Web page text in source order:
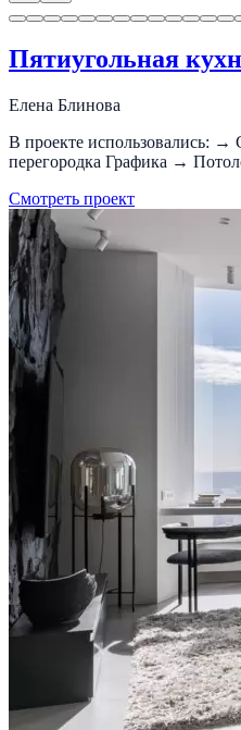
Пятиугольная
Елена Блинова
В проекте использовались:
перегородка Графика →
Смотреть проект